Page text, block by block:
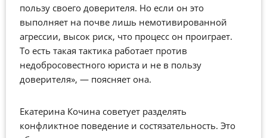
пользу своего доверителя. Но если он это
выполняет на почве лишь немотивированной
агрессии, высок риск, что процесс он проиграет.
То есть такая тактика работает против
недобросовестного юриста и не в пользу
доверителя», — поясняет она.
Екатерина Кочина советует разделять
конфликтное поведение и состязательность. Это